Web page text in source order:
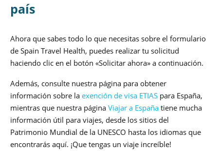
país
Ahora que sabes todo lo que necesitas sobre el formulario
de Spain Travel Health, puedes realizar tu solicitud
haciendo clic en el botón «Solicitar ahora» a continuación.
Además, consulte nuestra página para obtener
información sobre la exención de visa ETIAS para España,
mientras que nuestra página Viajar a España tiene mucha
información útil para viajes, desde los sitios del
Patrimonio Mundial de la UNESCO hasta los idiomas que
encontrarás aquí. ¡Que tengas un viaje increíble!